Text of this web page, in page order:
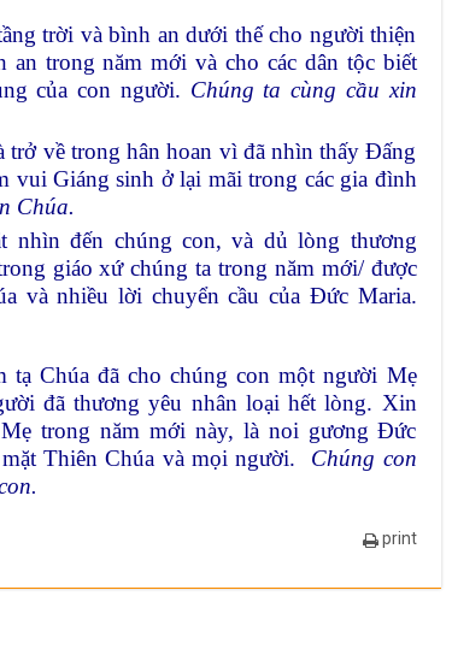
trời và bình an dưới thế cho người thiện
trong năm mới và cho các dân tộc biết
của con người. Chúng ta cùng cầu xin
trở về trong hân hoan vì đã nhìn thấy Đấng
vui Giáng sinh ở lại mãi trong các gia đình
Chúa.
nhìn đến chúng con, và dủ lòng thương
giáo xứ chúng ta trong năm mới/ được
và nhiều lời chuyển cầu của Đức Maria.
tạ Chúa đã cho chúng con một người Mẹ
đã thương yêu nhân loại hết lòng. Xin
trong năm mới này, là noi gương Đức
Thiên Chúa và mọi người. Chúng con
print